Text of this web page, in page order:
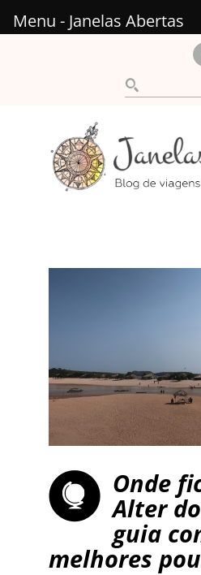
Onde
Alter
guia
melhores
Menu - Janelas Abertas